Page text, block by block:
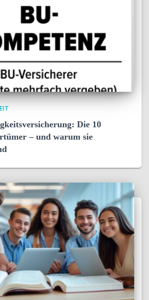
Die 10
– und warum sie